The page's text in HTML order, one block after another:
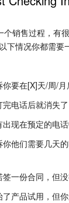
个销售过程，有
下情况你都需要
要在[X]天/周/
电话后就消失了
现在预定的电
他们需要几天
一份合同，但
产品试用，但